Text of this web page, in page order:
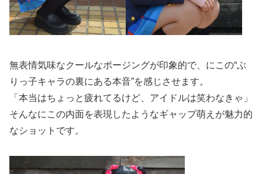
無表情気味なクールなポージングが印象的で、にこの“ぶ
りっ子キャラの裏にある本音”を感じさせます。
「本当はちょっと疲れてるけど、アイドルは笑わなきゃ」
そんなにこの内面を表現したようなギャップ萌えが魅力的
なショットです。